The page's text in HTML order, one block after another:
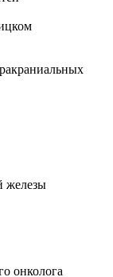
железы
онколога